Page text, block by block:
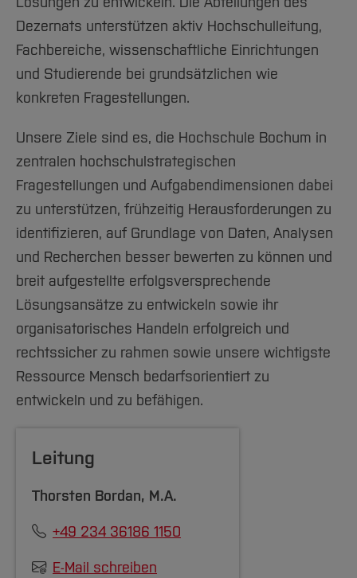
Arbeiten im FB G
Forschung und Projekte
International
Service
Studiengänge
Studieninteressierte
Aktuelles
Fachgruppen
Forschung und Entwicklung
Team
Amtliche Bekanntmachungen
Notfall-Infos
BO Shop
Familiengerechte Hochschule
Diskriminierungsfreie Hochschule
Vertretungen
Hochschulbibliothek
Hochschulkommunikation
International Office
Medienzentrum
Zentrale Studienberatung
Dezernats unterstützen aktiv Hochschulleitung,
Fachbereiche, wissenschaftliche Einrichtungen
und Studierende bei grundsätzlichen wie
konkreten Fragestellungen.
Unsere Ziele sind es, die Hochschule Bochum in
zentralen hochschulstrategischen
Fragestellungen und Aufgabendimensionen dabei
zu unterstützen, frühzeitig Herausforderungen zu
identifizieren, auf Grundlage von Daten, Analysen
und Recherchen besser bewerten zu können und
breit aufgestellte erfolgsversprechende
Lösungsansätze zu entwickeln sowie ihr
organisatorisches Handeln erfolgreich und
rechtssicher zu rahmen sowie unsere wichtigste
Ressource Mensch bedarfsorientiert zu
entwickeln und zu befähigen.
Leitung
Thorsten Bordan, M.A.
+49 234 36186 1150
E-Mail schreiben